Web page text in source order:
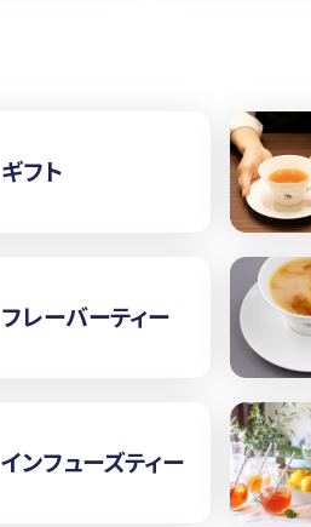
ギフト
フレーバーティー
インフューズティー